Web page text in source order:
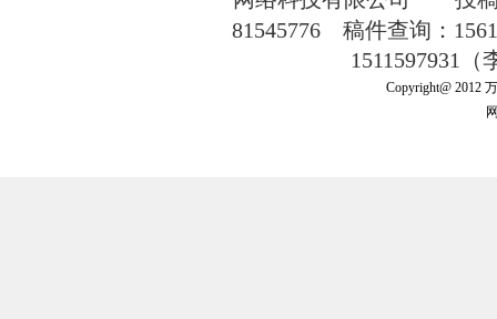
81545776 稿件查询：
1511597931（
Copyright@ 2012